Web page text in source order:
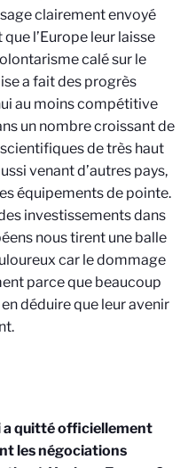
clairement envoyé
l’Europe leur laisse
calé sur le
a fait des progrès
au moins compétitive
un nombre croissant de
de très haut
venant d’autres pays,
équipements de pointe.
investissements dans
nous tirent une balle
car le dommage
parce que beaucoup
déduire que leur avenir
a quitté officiellement
les négociations